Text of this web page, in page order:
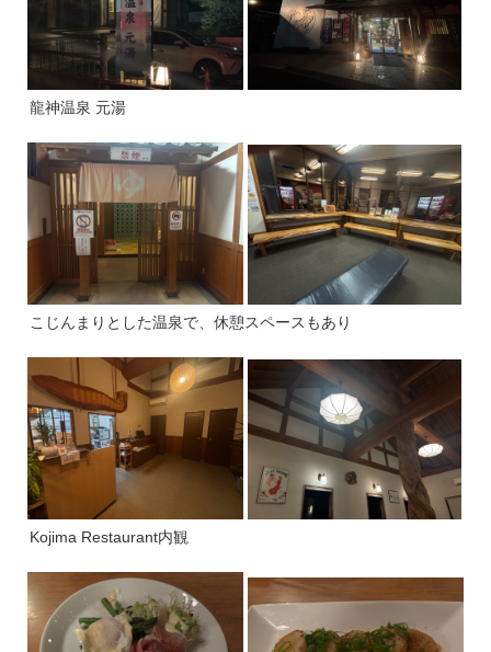
龍神温泉 元湯
こじんまりとした温泉で、休憩スペースもあり
Kojima Restaurant内観